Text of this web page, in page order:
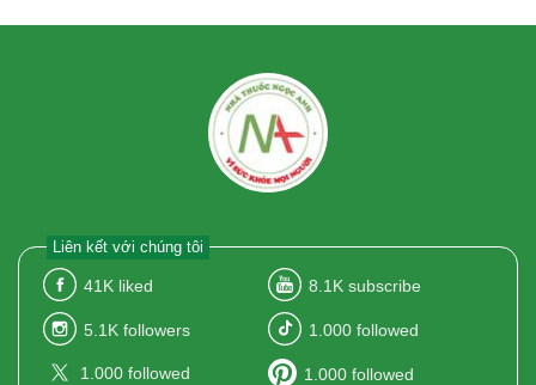
Liên kết với chúng tôi
41K liked 8.1K subscribe
5.1K followers 1.000 followed
1.000 followed 1.000 followed